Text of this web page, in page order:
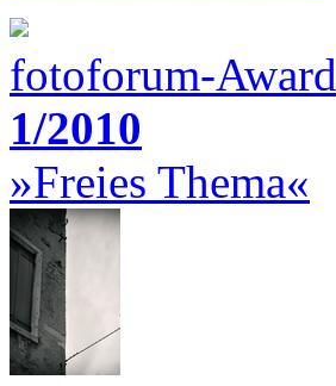
fotoforum-Award
1/2010
»Freies Thema«